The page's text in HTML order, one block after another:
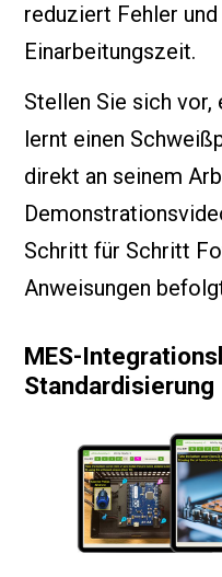
reduziert Fehler
Einarbeitungszeit.
Stellen Sie sich
lernt einen
direkt an seinem
Schritt für Schritt
Anweisungen
MES-
Standardisierung